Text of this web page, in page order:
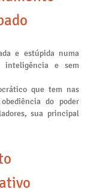
e estúpida numa
inteligência e sem
que tem nas
do poder
sua principal